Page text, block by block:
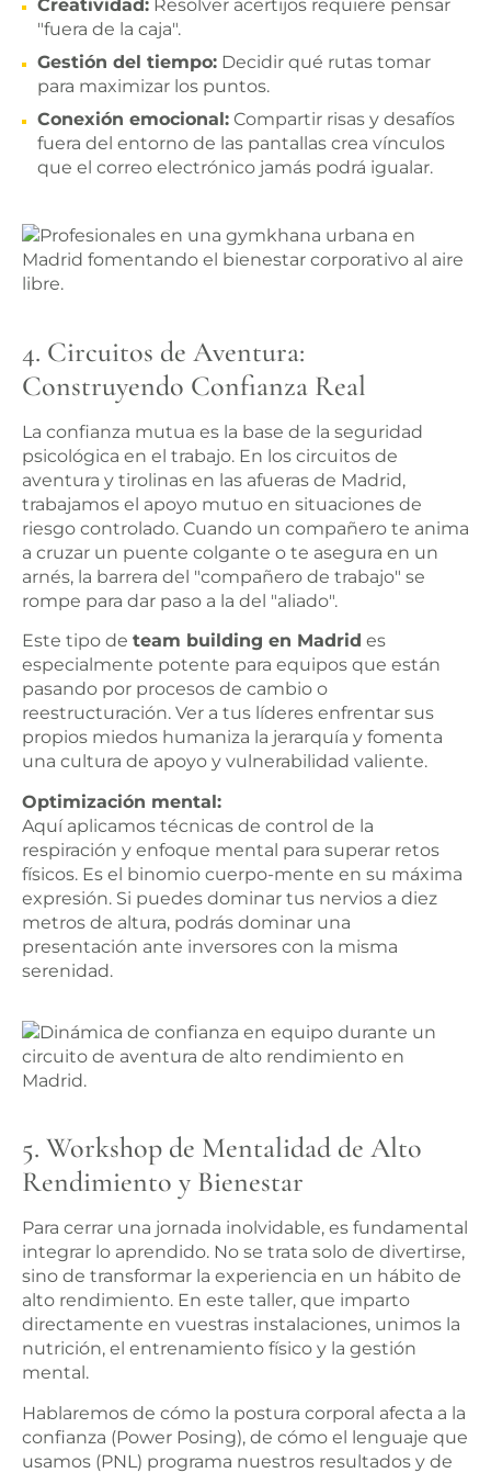
Creatividad: Resolver acertijos requiere pensar
"fuera de la caja".
Gestión del tiempo: Decidir qué rutas tomar
para maximizar los puntos.
Conexión emocional: Compartir risas y desafíos
fuera del entorno de las pantallas crea vínculos
que el correo electrónico jamás podrá igualar.
4. Circuitos de Aventura:
Construyendo Confianza Real
La confianza mutua es la base de la seguridad
psicológica en el trabajo. En los circuitos de
aventura y tirolinas en las afueras de Madrid,
trabajamos el apoyo mutuo en situaciones de
riesgo controlado. Cuando un compañero te anima
a cruzar un puente colgante o te asegura en un
arnés, la barrera del "compañero de trabajo" se
rompe para dar paso a la del "aliado".
Este tipo de team building en Madrid es
especialmente potente para equipos que están
pasando por procesos de cambio o
reestructuración. Ver a tus líderes enfrentar sus
propios miedos humaniza la jerarquía y fomenta
una cultura de apoyo y vulnerabilidad valiente.
Optimización mental:
Aquí aplicamos técnicas de control de la
respiración y enfoque mental para superar retos
físicos. Es el binomio cuerpo-mente en su máxima
expresión. Si puedes dominar tus nervios a diez
metros de altura, podrás dominar una
presentación ante inversores con la misma
serenidad.
5. Workshop de Mentalidad de Alto
Rendimiento y Bienestar
Para cerrar una jornada inolvidable, es fundamental
integrar lo aprendido. No se trata solo de divertirse,
sino de transformar la experiencia en un hábito de
alto rendimiento. En este taller, que imparto
directamente en vuestras instalaciones, unimos la
nutrición, el entrenamiento físico y la gestión
mental.
Hablaremos de cómo la postura corporal afecta a la
confianza (Power Posing), de cómo el lenguaje que
usamos (PNL) programa nuestros resultados y de